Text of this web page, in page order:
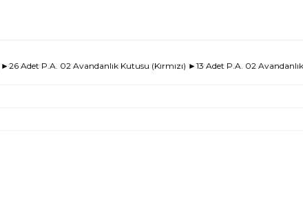
P.A. 02 Avandanlık Kutusu (Kırmızı) ►13 Adet P.A. 02